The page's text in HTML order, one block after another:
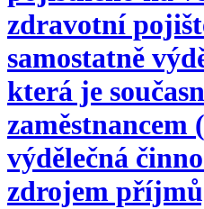
zdravotní
samostatně
která je
zaměstnancem
výdělečná
zdrojem